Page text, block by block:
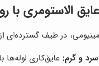
الاستومری با
در طیف گسترده‌ای از
و گرم: عایق‌کاری